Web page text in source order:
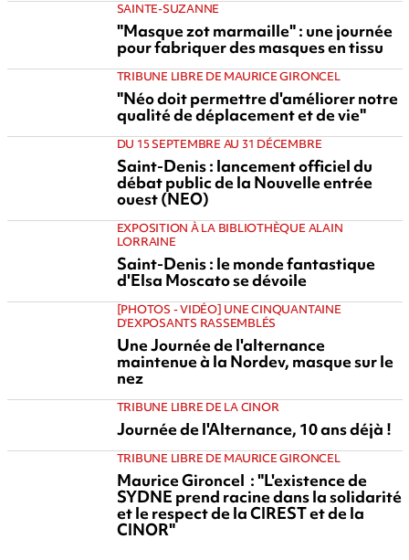
SAINTE-SUZANNE
"Masque zot marmaille" : une journée
pour fabriquer des masques en tissu
TRIBUNE LIBRE DE MAURICE GIRONCEL
"Néo doit permettre d'améliorer notre
qualité de déplacement et de vie"
DU 15 SEPTEMBRE AU 31 DÉCEMBRE
Saint-Denis : lancement officiel du
débat public de la Nouvelle entrée
ouest (NEO)
EXPOSITION À LA BIBLIOTHÈQUE ALAIN
LORRAINE
Saint-Denis : le monde fantastique
d'Elsa Moscato se dévoile
[PHOTOS - VIDÉO] UNE CINQUANTAINE
D'EXPOSANTS RASSEMBLÉS
Une Journée de l'alternance
maintenue à la Nordev, masque sur le
nez
TRIBUNE LIBRE DE LA CINOR
Journée de l'Alternance, 10 ans déjà !
TRIBUNE LIBRE DE MAURICE GIRONCEL
Maurice Gironcel : "L'existence de
SYDNE prend racine dans la solidarité
et le respect de la CIREST et de la
CINOR"